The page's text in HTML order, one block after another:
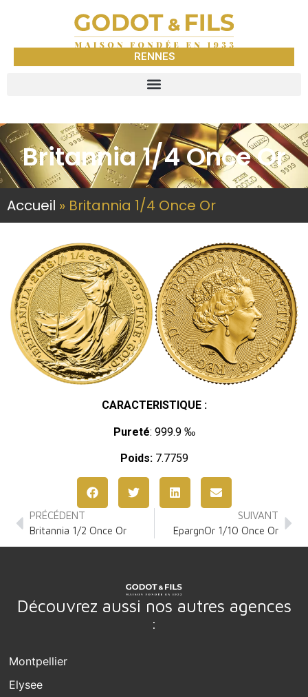
RENNES
Britannia 1/4 Once Or
Accueil » Britannia 1/4 Once Or
CARACTERISTIQUE :
Pureté: 999.9 ‰
Poids:7.7759
PRÉCÉDENT
Britannia 1/2 Once Or
SUIVANT
EpargnOr 1/10 Once Or
Découvrez aussi nos autres agences
:
Montpellier
Elysee